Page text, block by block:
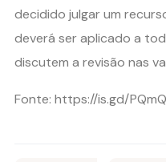
decidido julgar um
deverá ser aplicado a
discutem a revisão nas
Fonte: https://is.gd/